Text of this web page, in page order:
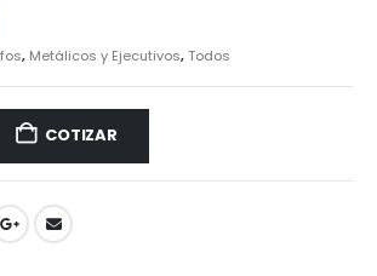
, Metálicos y Ejecutivos,Todos
COTIZAR